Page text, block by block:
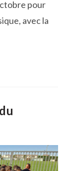
pour
avec la